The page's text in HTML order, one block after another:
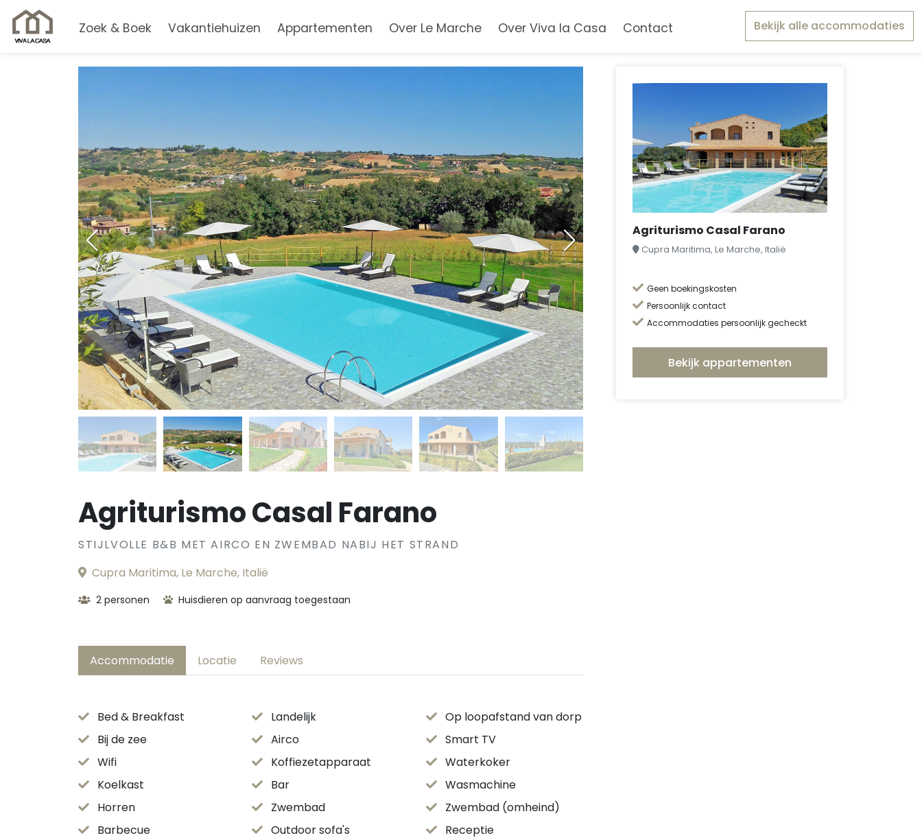
Zoek & Boek Vakantiehuizen Appartementen Over Le Marche Over Viva la Casa Contact Bekijk alle accommodaties
Agriturismo Casal Farano
STIJLVOLLE B&B MET AIRCO EN ZWEMBAD NABIJ HET STRAND
Cupra Maritima, Le Marche, Italië
2 personen Huisdieren op aanvraag toegestaan
Accommodatie Locatie Reviews
Bed & Breakfast Landelijk
Op loopafstand van dorp
Bij de zee
Airco
Smart TV
Wifi
Koffiezetapparaat
Waterkoker
Koelkast
Bar
Wasmachine
Horren
Zwembad
Zwembad (omheind)
Barbecue
Outdoor sofa's
Receptie
Agriturismo Casal Farano
Cupra Maritima, Le Marche, Italië
Geen boekingskosten
Persoonlijk contact
Accommodaties persoonlijk gecheckt
Bekijk appartementen